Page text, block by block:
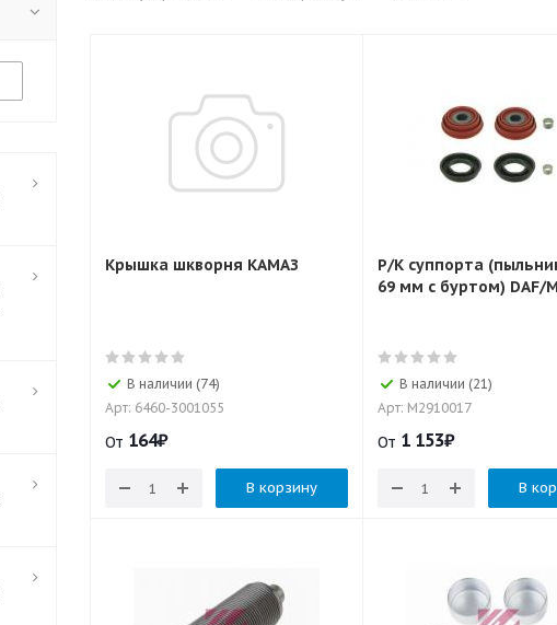
Крышка шкворня КАМАЗ
В наличии (74)
Арт: 6460-3001055
От 164₽
В корзину
Р/К суппорта
69 мм с буртом) DAF/
В наличии (21)
Арт: M2910017
От 1 153₽
В